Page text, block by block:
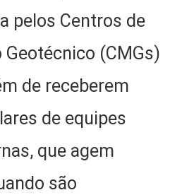
pelos Centros de
(CMGs)
de receberem
de equipes
que agem
são